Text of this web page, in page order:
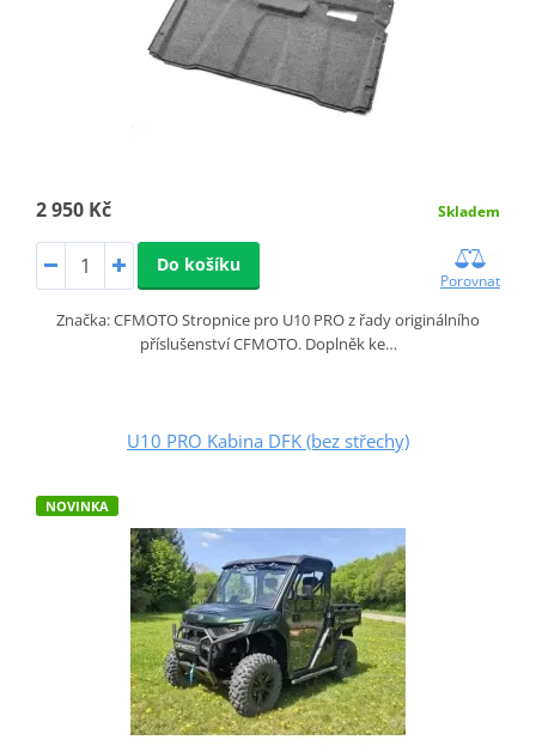
2 950 Kč Skladem
Do košíku
Porovnat
Značka: CFMOTO Stropnice pro U10 PRO z řady originálního
příslušenství CFMOTO. Doplněk ke…
U10 PRO Kabina DFK (bez střechy)
NOVINKA